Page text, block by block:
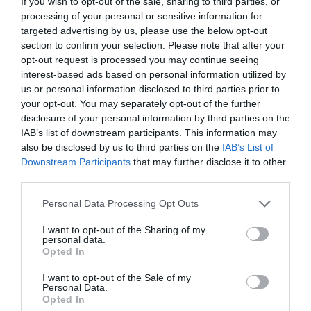
processing of your personal or sensitive information for
targeted advertising by us, please use the below opt-out
section to confirm your selection. Please note that after your
opt-out request is processed you may continue seeing
interest-based ads based on personal information utilized by
us or personal information disclosed to third parties prior to
your opt-out. You may separately opt-out of the further
disclosure of your personal information by third parties on the
IAB’s list of downstream participants. This information may
also be disclosed by us to third parties on the IAB’s List of
Downstream Participants that may further disclose it to other
Personal Data Processing Opt Outs
I want to opt-out of the Sharing of my
personal data.
Opted In
I want to opt-out of the Sale of my
Personal Data.
Opted In
Ρόδος